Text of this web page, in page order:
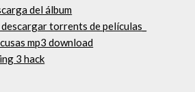
del álbum
torrents de películas_
mp3 download
3 hack